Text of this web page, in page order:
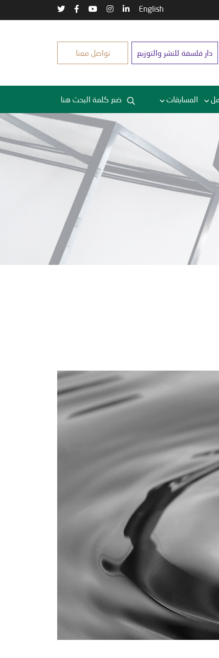
English
دار فلسفة للنشر والتوزيع تواصل معنا
المسابقات